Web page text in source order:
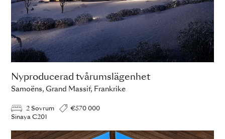
Nyproducerad tvårumslägenhet
Samoëns, Grand Massif, Frankrike
2 Sovrum
€570 000
Sinaya C201